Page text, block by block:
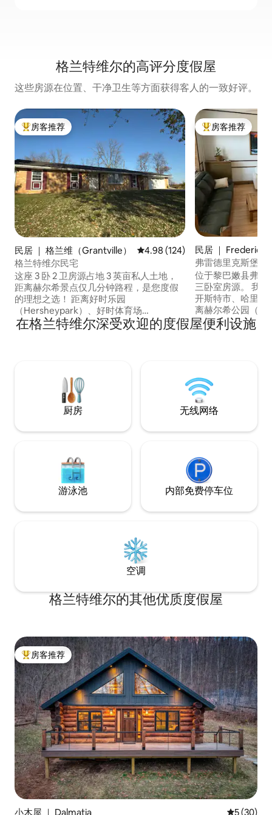
格兰特维尔的高评分度假屋
这些房源在位置、干净卫生等方面获得客人的一致好评。
热门「房客推荐」
房客推荐
民居 ｜ 格兰维（Grantville） 平均评分 4.98 分（满分 5 分），
4.98 (124)
格兰特维尔民宅
这座 3 卧 2 卫房源占地 3 英亩私人土地，
距离赫尔希景点仅几分钟路程，是您度假
的理想之选！ 距离好时乐园
（Hersheypark）、好时体育场
（Hershey Stadium）和巨人体育中心
（Giant Center）仅 10 分钟路程，非常适
心，享受篝火炉🔥，在宁静的乡村环境中
放松身心。 非常适合寻求宽敞、舒适和便
利住宿的家庭、团体和参加活动的旅行
热门「房客推荐」
房客推荐
民居 ｜
弗雷德里克斯堡的
位于黎巴嫩县弗雷
三卧室房源。 我们就在I-78旁边，位于兰
开斯特市、哈里斯
离赫尔希公园（
路程。距离阿巴
Trail）、斯瓦塔拉
您所需的一切设施
住宿体验。
在格兰特维尔深受欢迎的度假屋便利设施
厨房 无线网络
游泳池 内部免费停车位
空调
格兰特维尔的其他优质度假屋
热门「房客推荐」
房客推荐
小木屋 ｜ Dalmatia 平均评分
5 (30)